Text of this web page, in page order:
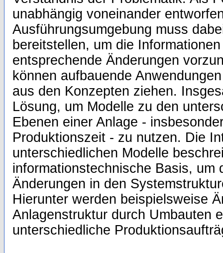
unabhängig voneinander
Ausführungsumgebung muss
bereitstellen, um die
entsprechende Änderungen
können aufbauende
aus den Konzepten ziehen.
Lösung, um Modelle zu den
Ebenen einer Anlage -
Produktionszeit - zu nutzen. Die
unterschiedlichen Modelle
informationstechnische Basis, um
Änderungen in den
Hierunter werden beispielsweise
Anlagenstruktur durch Umbauten
unterschiedliche